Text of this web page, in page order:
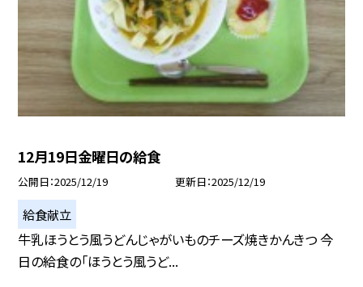
12月19日金曜日の給食
公開日 2025/12/19 更新日 2025/12/19
給食献立
牛乳ほうとう風うどんじゃがいものチーズ焼きかんきつ 今
日の給食の「ほうとう風うど...